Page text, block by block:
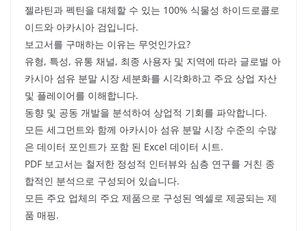
젤라틴과 펙틴을 대체할 수 있는 100% 식물성 하이드로콜로
이드와 아카시아 검입니다.
보고서를 구매하는 이유는 무엇인가요?
유형, 특성, 유통 채널, 최종 사용자 및 지역에 따라 글로벌 아
카시아 섬유 분말 시장 세분화를 시각화하고 주요 상업 자산
및 플레이어를 이해합니다.
동향 및 공동 개발을 분석하여 상업적 기회를 파악합니다.
모든 세그먼트와 함께 아카시아 섬유 분말 시장 수준의 수많
은 데이터 포인트가 포함 된 Excel 데이터 시트.
PDF 보고서는 철저한 정성적 인터뷰와 심층 연구를 거친 종
합적인 분석으로 구성되어 있습니다.
모든 주요 업체의 주요 제품으로 구성된 엑셀로 제공되는 제
품 매핑.